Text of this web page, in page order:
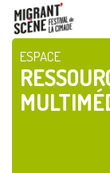
ESPACE